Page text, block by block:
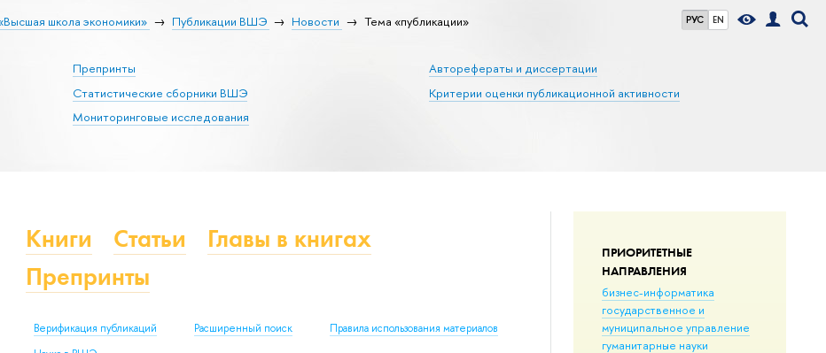
РУС EN
школа экономики» Публикации ВШЭ Новости Тема «публикации»
Препринты
Статистические сборники ВШЭ
Мониторинговые исследования
Авторефераты и диссертации
Критерии оценки публикационной активности
ПРИОРИТЕТНЫЕ
НАПРАВЛЕНИЯ
бизнес-информатика
государственное и
муниципальное управление
гуманитарные науки
Книги Статьи
Главы в книгах
Препринты
Верификация публикаций Расширенный поиск
Правила использования материалов